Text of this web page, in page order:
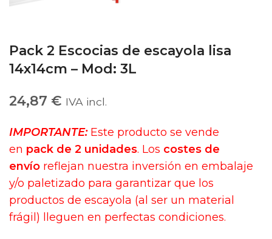
Pack 2 Escocias de escayola lisa
14x14cm – Mod: 3L
24,87 € IVA incl.
IMPORTANTE:Este producto se vende
en pack de 2 unidades. Los costes de
envío reflejan nuestra inversión en embalaje
y/o paletizado para garantizar que los
productos de escayola (al ser un material
frágil) lleguen en perfectas condiciones.